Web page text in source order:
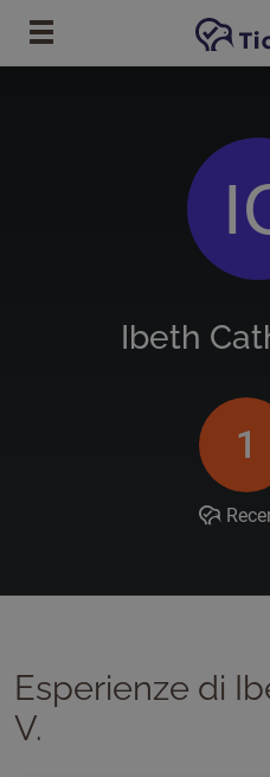
Vai al contenuto principale
Ibeth
1
Esperienze di
V.